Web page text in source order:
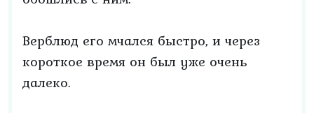
Верблюд его мчался быстро, и через
короткое время он был уже очень
далеко.